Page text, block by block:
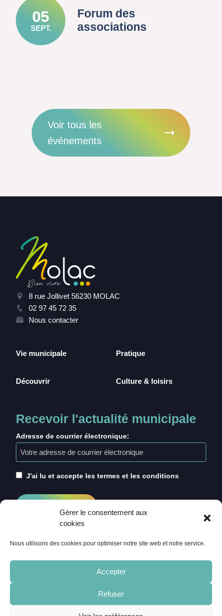
Gérer le consentement aux
cookies
Nous utilisons des cookies pour optimiser notre site web et notre service.
Accepter
Refuser
05
SEPT.
Forum des
associations
Voir tous les
événements
8 rue Jollivet 56230 MOLAC
02 97 45 72 35
Nous contacter
Vie municipale
Découvrir
Pratique
Culture & loisirs
Recevoir l'actualité municipale
Adresse de courrier électronique:
J'ai lu et accepte les termes et les conditions
CRÉDITS